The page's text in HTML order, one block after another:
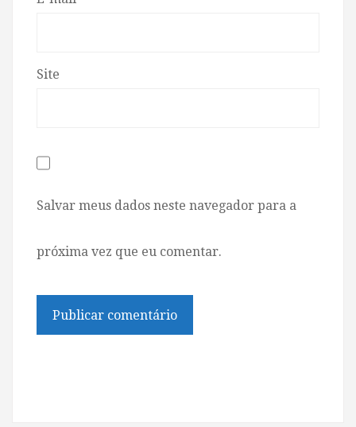
Site
Salvar meus dados neste navegador para a
próxima vez que eu comentar.